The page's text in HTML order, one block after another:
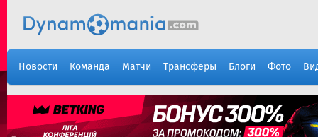
Новости Команда Матчи Трансферы Блоги Фото